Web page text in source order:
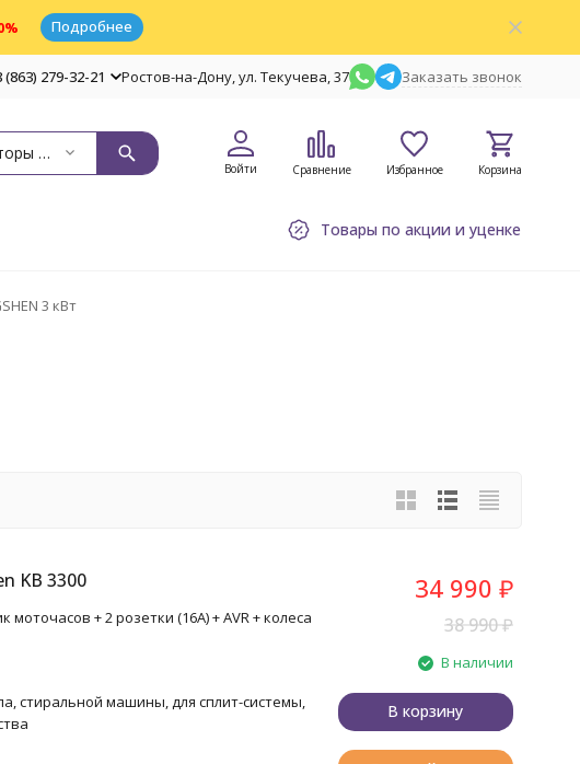
Подробнее
(863) 279-32-21 Ростов-на-Дону, ул. Текучева, 37 Заказать звонок
Генераторы ZONGSHEN
Войти Сравнение Избранное Корзина
Товары по акции и уценке
3 кВт
KB 3300
+ 2 розетки (16A) + AVR + колеса
стиральной машины, для сплит-системы,
34 990 ₽
38 990₽
В наличии
В корзину